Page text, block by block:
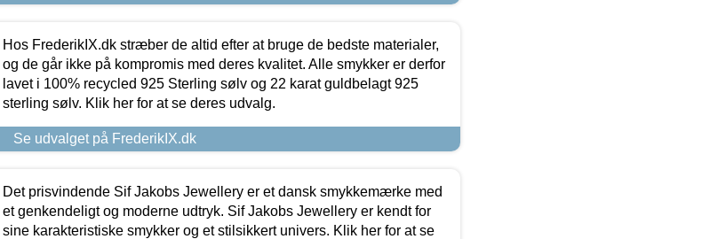
Hos FrederikIX.dk stræber de altid efter at bruge de bedste materialer,
og de går ikke på kompromis med deres kvalitet. Alle smykker er derfor
lavet i 100% recycled 925 Sterling sølv og 22 karat guldbelagt 925
sterling sølv. Klik her for at se deres udvalg.
Se udvalget på FrederikIX.dk
Det prisvindende Sif Jakobs Jewellery er et dansk smykkemærke med
et genkendeligt og moderne udtryk. Sif Jakobs Jewellery er kendt for
sine karakteristiske smykker og et stilsikkert univers. Klik her for at se